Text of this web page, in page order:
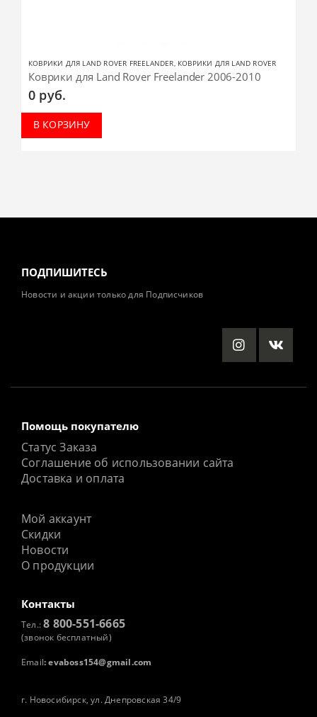
КОВРИКИ ДЛЯ LAND ROVER FREELANDER, КОВРИКИ ДЛЯ LAND ROVER
Коврики для Land Rover Freelander 2006-2010
0 руб.
В КОРЗИНУ
ПОДПИШИТЕСЬ
Новости и акции только для Подписчиков
Помощь покупателю
Статус Заказа
Соглашение об использовании сайта
Доставка и оплата
Мой аккаунт
Скидки
Новости
О продукции
Контакты
Тел.:8 800-551-6665
(звонок бесплатный)
Email: evaboss154@gmail.com
г. Новосибирск, ул. Днепровская 34/9